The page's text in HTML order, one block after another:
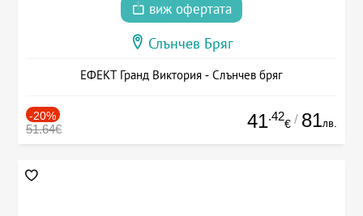
виж офертата
Слънчев Бряг
ЕФЕКТ Гранд Виктория - Слънчев бряг
-20%
51.64€ 41.42
€ / 81лв.